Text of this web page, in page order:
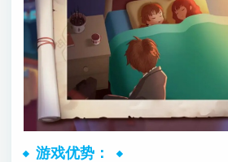
游戏优势：